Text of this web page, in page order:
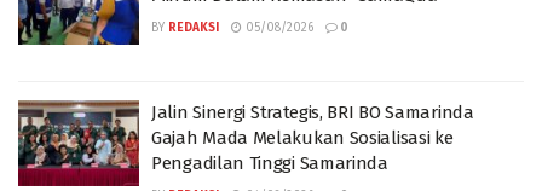
BY REDAKSI 05/08/2026 0
Jalin Sinergi Strategis, BRI BO Samarinda
Gajah Mada Melakukan Sosialisasi ke
Pengadilan Tinggi Samarinda